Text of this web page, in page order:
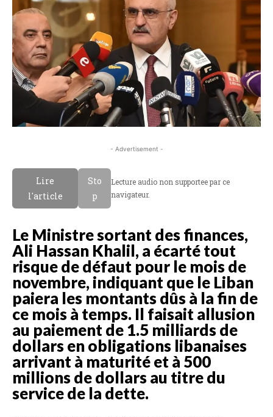
- Advertisement -
Lire
l'article
Sto
p
Lecture audio non supportee par ce
navigateur.
Le Ministre sortant des finances,
Ali Hassan Khalil, a écarté tout
risque de défaut pour le mois de
novembre, indiquant que le Liban
paiera les montants dûs à la fin de
ce mois à temps. Il faisait allusion
au paiement de 1.5 milliards de
dollars en obligations libanaises
arrivant à maturité et à 500
millions de dollars au titre du
service de la dette.